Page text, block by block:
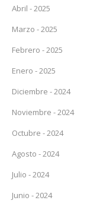
Abril - 2025
Marzo - 2025
Febrero - 2025
Enero - 2025
Diciembre - 2024
Noviembre - 2024
Octubre - 2024
Agosto - 2024
Julio - 2024
Junio - 2024